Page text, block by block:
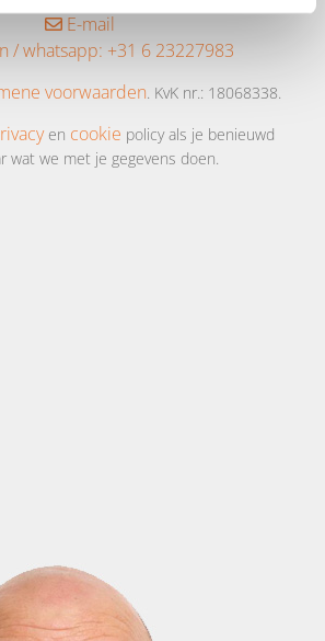
E-mail
/ whatsapp: +31 6 23227983
voorwaarden. KvK nr.: 18068338.
en cookie policy als je benieuwd
wat we met je gegevens doen.